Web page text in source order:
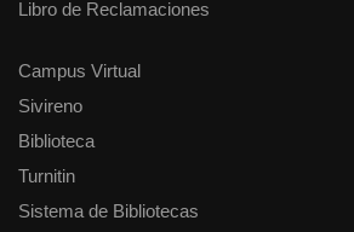
Libro de Reclamaciones
Campus Virtual
Sivireno
Biblioteca
Turnitin
Sistema de Bibliotecas